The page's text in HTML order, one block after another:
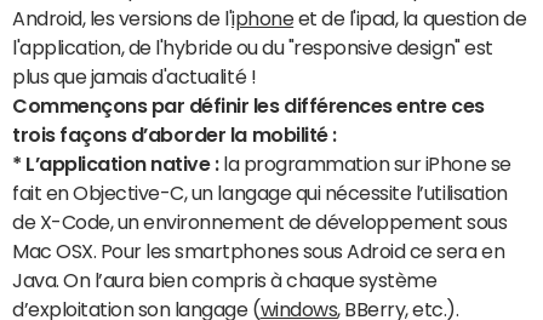
Android, les versions de l'iphoneet de l'ipad, la question de
l'application, de l'hybride ou du "responsive design" est
plus que jamais d'actualité !
Commençons par définir les différences entre ces
trois façons d’aborder la mobilité :
* L’application native :la programmation sur iPhone se
fait en Objective-C, un langage qui nécessite l’utilisation
de X-Code, un environnement de développement sous
Mac OSX. Pour les smartphones sous Adroid ce sera en
Java. On l’aura bien compris à chaque système
d’exploitation son langage (windows, BBerry, etc.).